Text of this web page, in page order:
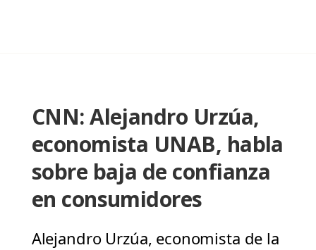
CNN: Alejandro Urzúa,
economista UNAB, habla
sobre baja de confianza
en consumidores
Alejandro Urzúa, economista de la